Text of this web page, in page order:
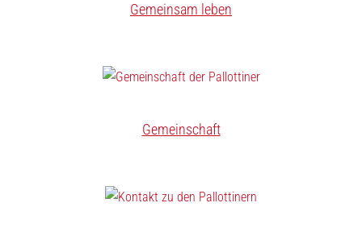
Gemeinsam leben
Gemeinschaft